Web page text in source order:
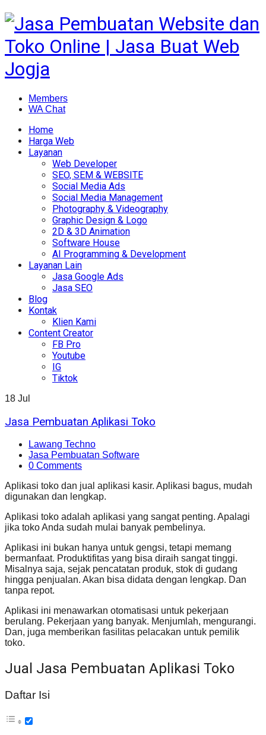
Members
WA Chat
Home
Harga Web
Layanan
Web Developer
SEO, SEM & WEBSITE
Social Media Ads
Social Media Management
Photography & Videography
Graphic Design & Logo
2D & 3D Animation
Software House
AI Programming & Development
Layanan Lain
Jasa Google Ads
Jasa SEO
Blog
Kontak
Klien Kami
Content Creator
FB Pro
Youtube
IG
Tiktok
18 Jul
Jasa Pembuatan Aplikasi Toko
Lawang Techno
Jasa Pembuatan Software
0 Comments
Aplikasi toko dan jual aplikasi kasir. Aplikasi bagus, mudah
digunakan dan lengkap.
Aplikasi toko adalah aplikasi yang sangat penting. Apalagi
jika toko Anda sudah mulai banyak pembelinya.
Aplikasi ini bukan hanya untuk gengsi, tetapi memang
bermanfaat. Produktifitas yang bisa diraih sangat tinggi.
Misalnya saja, sejak pencatatan produk, stok di gudang
hingga penjualan. Akan bisa didata dengan lengkap. Dan
tanpa repot.
Aplikasi ini menawarkan otomatisasi untuk pekerjaan
berulang. Pekerjaan yang banyak. Menjumlah, mengurangi.
Dan, juga memberikan fasilitas pelacakan untuk pemilik
toko.
Jual Jasa Pembuatan Aplikasi Toko
Daftar Isi